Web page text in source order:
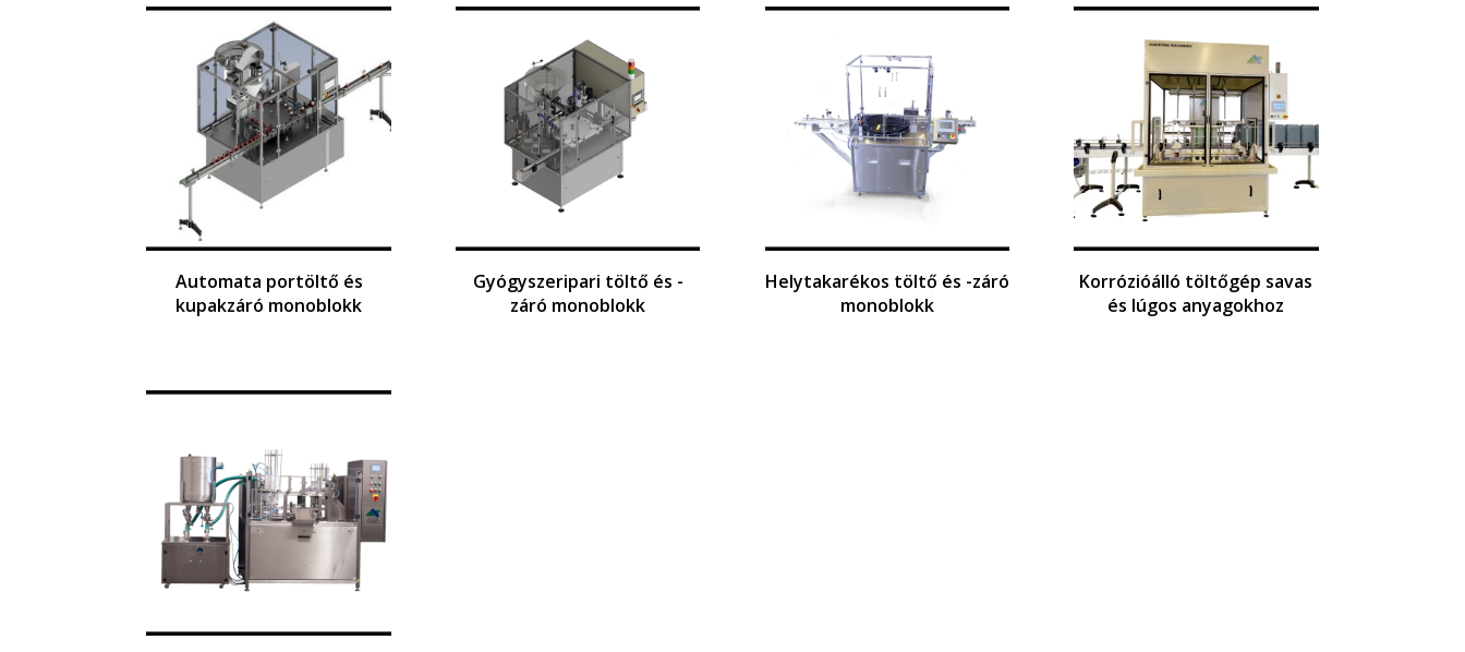
Automata portöltő és
kupakzáró monoblokk
Gyógyszeripari töltő és -
záró monoblokk
Helytakarékos töltő és -záró
monoblokk
Korrózióálló töltőgép savas
és lúgos anyagokhoz